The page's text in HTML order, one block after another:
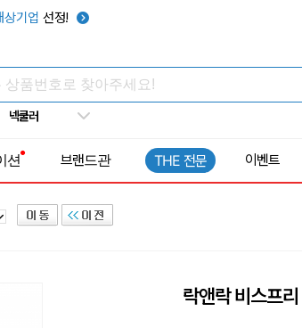
상기업 선정!
키캡
쿨토시
넥쿨러
선풍기
션 브랜드관 THE 전문 이벤트
락앤락 비스프